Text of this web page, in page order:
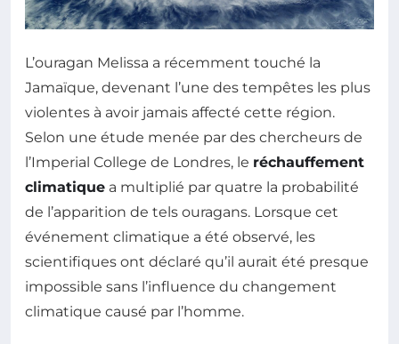
L’ouragan Melissa a récemment touché la
Jamaïque, devenant l’une des tempêtes les plus
violentes à avoir jamais affecté cette région.
Selon une étude menée par des chercheurs de
l’Imperial College de Londres, le réchauffement
climatique a multiplié par quatre la probabilité
de l’apparition de tels ouragans. Lorsque cet
événement climatique a été observé, les
scientifiques ont déclaré qu’il aurait été presque
impossible sans l’influence du changement
climatique causé par l’homme.